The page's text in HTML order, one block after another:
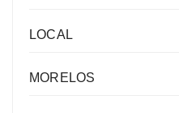
LOCAL
MORELOS